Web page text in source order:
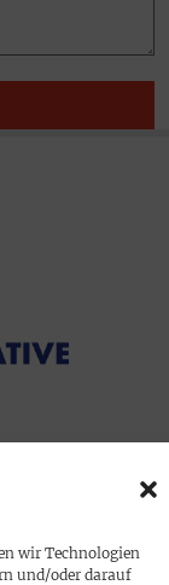
wir Technologien
und/oder darauf